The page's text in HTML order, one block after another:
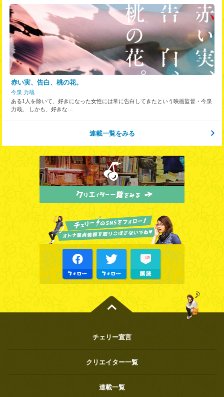
赤い実、告白、桃の花。
今泉 力哉
ある1人を除いて、好きになった女性には常に告白してきたという映画監督・今泉
力哉。 しかも、好きな…
連載一覧をみる
チェリー宣言
クリエイター一覧
連載一覧